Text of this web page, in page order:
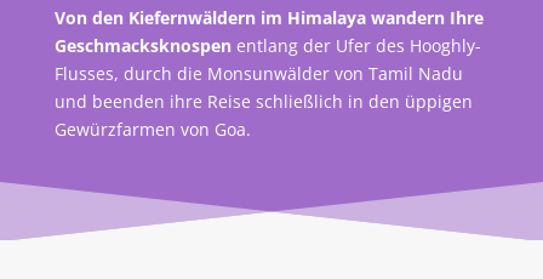
Von den Kiefernwäldern im Himalaya wandern Ihre
Geschmacksknospen entlang der Ufer des Hooghly-
Flusses, durch die Monsunwälder von Tamil Nadu
und beenden ihre Reise schließlich in den üppigen
Gewürzfarmen von Goa.